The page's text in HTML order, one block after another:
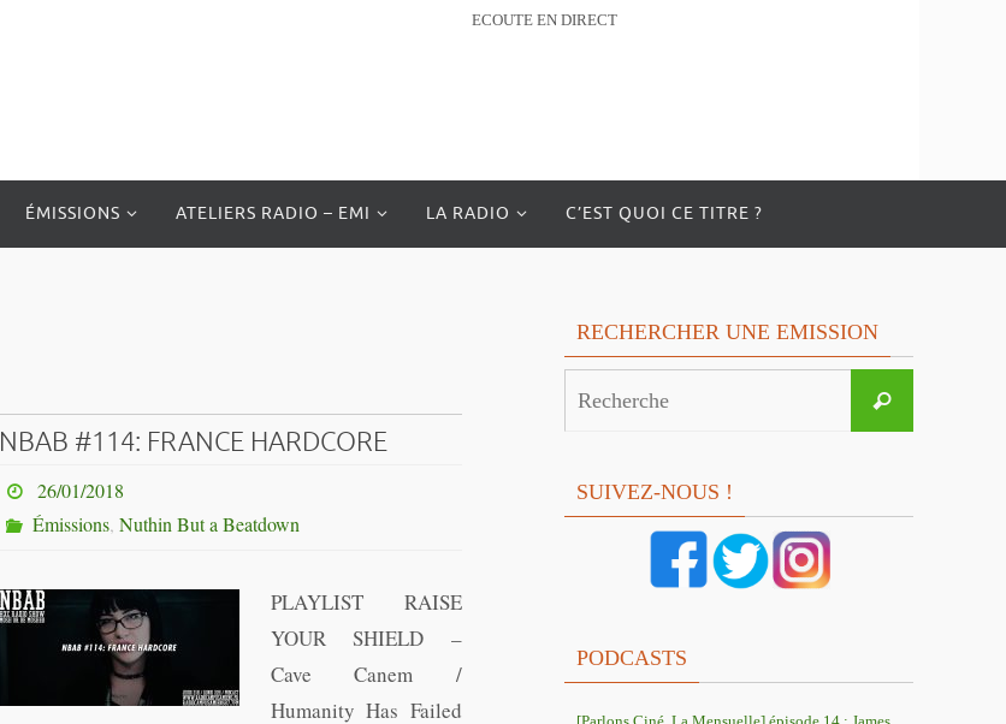
ECOUTE EN DIRECT
ÉMISSIONS ATELIERS RADIO – EMI LA RADIO C’EST QUOI CE TITRE ?
NBAB #114: FRANCE HARDCORE
26/01/2018
Émissions,Nuthin But a Beatdown
PLAYLIST RAISE
YOUR SHIELD –
Cave Canem /
Humanity Has Failed
RECHERCHER UNE EMISSION
Recherche
SUIVEZ-NOUS !
PODCASTS